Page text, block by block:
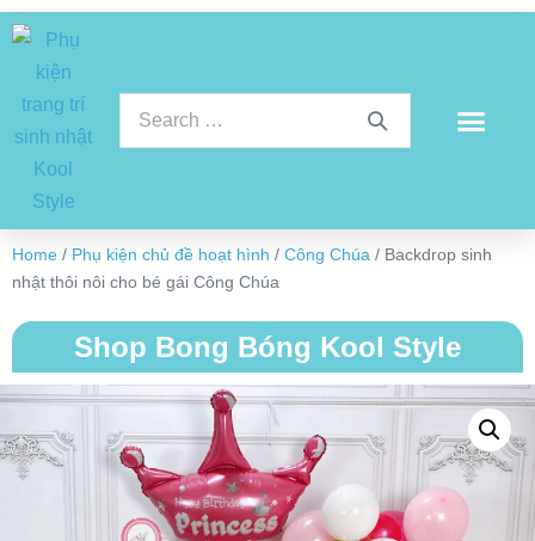
Home / Phụ kiện chủ đề hoạt hình / Công Chúa / Backdrop sinh
nhật thôi nôi cho bé gái Công Chúa
Shop Bong Bóng Kool Style